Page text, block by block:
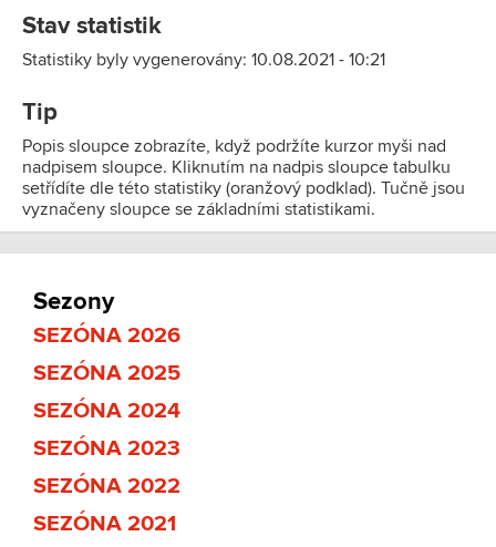
Stav statistik
Statistiky byly vygenerovány: 10.08.2021 - 10:21
Tip
Popis sloupce zobrazíte, když podržíte kurzor myši nad
nadpisem sloupce. Kliknutím na nadpis sloupce tabulku
setřídíte dle této statistiky (oranžový podklad). Tučně jsou
vyznačeny sloupce se základními statistikami.
Sezony
SEZÓNA 2026
SEZÓNA 2025
SEZÓNA 2024
SEZÓNA 2023
SEZÓNA 2022
SEZÓNA 2021